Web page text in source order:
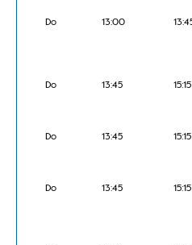
Do 13:00
Do 13:45 15:15
Do 13:45 15:15
Do 13:45 15:15